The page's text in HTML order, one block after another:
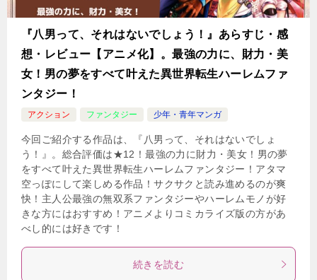
『八男って、それはないでしょう！』あらすじ・感
想・レビュー【アニメ化】。最強の力に、財力・美
女！男の夢をすべて叶えた異世界転生ハーレムファ
ンタジー！
アクション ファンタジー 少年・青年マンガ
今回ご紹介する作品は、『八男って、それはないでしょ
う！』。総合評価は★12！最強の力に財力・美女！男の夢
をすべて叶えた異世界転生ハーレムファンタジー！アタマ
空っぽにして楽しめる作品！サクサクと読み進めるのが爽
快！主人公最強の無双系ファンタジーやハーレムモノが好
きな方にはおすすめ！アニメよりコミカライズ版の方があ
べし的には好きです！
続きを読む